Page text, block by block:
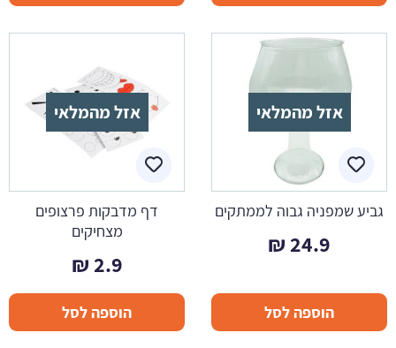
אזל מהמלאי
גביע שמפניה גבוה לממתקים
24.9
₪
הוספה לסל
אזל מהמלאי
דף מדבקות פרצופים
מצחיקים
2.9
₪
הוספה לסל